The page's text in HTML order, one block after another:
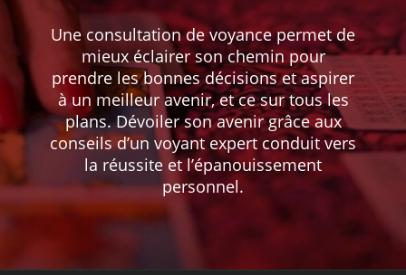
Une consultation de voyance permet de
mieux éclairer son chemin pour
prendre les bonnes décisions et aspirer
à un meilleur avenir, et ce sur tous les
plans. Dévoiler son avenir grâce aux
conseils d’un voyant expert conduit vers
la réussite et l’épanouissement
personnel.